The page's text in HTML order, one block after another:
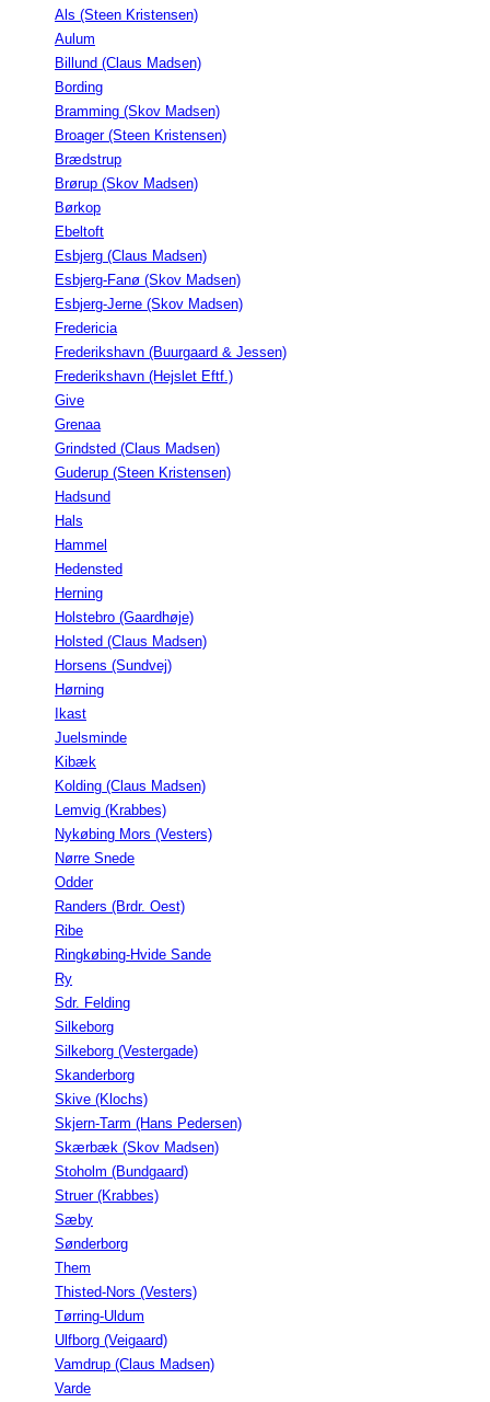
Als (Steen Kristensen)
Aulum
Billund (Claus Madsen)
Bording
Bramming (Skov Madsen)
Broager (Steen Kristensen)
Brædstrup
Brørup (Skov Madsen)
Børkop
Ebeltoft
Esbjerg (Claus Madsen)
Esbjerg-Fanø (Skov Madsen)
Esbjerg-Jerne (Skov Madsen)
Fredericia
Frederikshavn (Buurgaard & Jessen)
Frederikshavn (Hejslet Eftf.)
Give
Grenaa
Grindsted (Claus Madsen)
Guderup (Steen Kristensen)
Hadsund
Hals
Hammel
Hedensted
Herning
Holstebro (Gaardhøje)
Holsted (Claus Madsen)
Horsens (Sundvej)
Hørning
Ikast
Juelsminde
Kibæk
Kolding (Claus Madsen)
Lemvig (Krabbes)
Nykøbing Mors (Vesters)
Nørre Snede
Odder
Randers (Brdr. Oest)
Ribe
Ringkøbing-Hvide Sande
Ry
Sdr. Felding
Silkeborg
Silkeborg (Vestergade)
Skanderborg
Skive (Klochs)
Skjern-Tarm (Hans Pedersen)
Skærbæk (Skov Madsen)
Stoholm (Bundgaard)
Struer (Krabbes)
Sæby
Sønderborg
Them
Thisted-Nors (Vesters)
Tørring-Uldum
Ulfborg (Veigaard)
Vamdrup (Claus Madsen)
Varde